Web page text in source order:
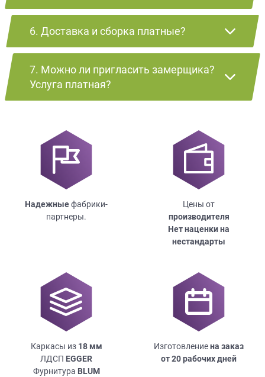
6. Доставка и сборка платные?
7. Можно ли пригласить замерщика?
Услуга платная?
Надежныефабрики-
партнеры.
Цены от
производителя
Нет наценки на
нестандарты
Каркасы из 18мм
ЛДСП EGGER
Фурнитура BLUM
Изготовлениена заказ
от 20 рабочих дней